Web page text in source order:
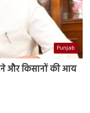
Punjab
और किसानों की आय